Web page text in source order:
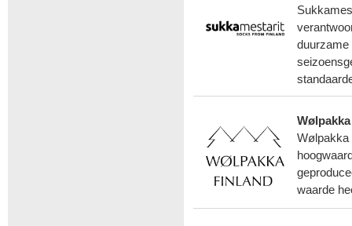
duurzame
Wølpakka
waarde